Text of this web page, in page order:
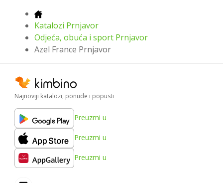
Katalozi Prnjavor
Odjeća, obuća i sport Prnjavor
Azel France Prnjavor
Najnoviji katalozi, ponude i popusti
Preuzmi u
Preuzmi u
Preuzmi u